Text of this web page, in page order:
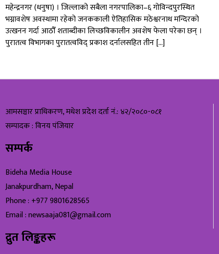
महेन्द्रनगर (धनुषा) । जिल्लाको सबैला नगरपालिका–६ गोविन्दपुरस्थित
भग्नावशेष अवस्थामा रहेको जनककाली ऐतिहासिक मठेश्वरनाथ मन्दिरको
उत्खनन गर्दा आठौँ शताब्दीका लिच्छविकालीन अवशेष फेला परेका छन् ।
पुरातत्व विभागका पुरातत्वविद् प्रकाश दर्नालसहित तीन […]
आमसञ्चार प्राधिकरण, मधेश प्रदेश दर्ता नं.: ४२/२०८०-०८१
सम्पादक : विनय पंजियार
सम्पर्क
Bideha Media House
Janakpurdham, Nepal
Phone : +977 9801628565
Email : newsaaja081@gmail.com
द्रुत लिङ्कहरू